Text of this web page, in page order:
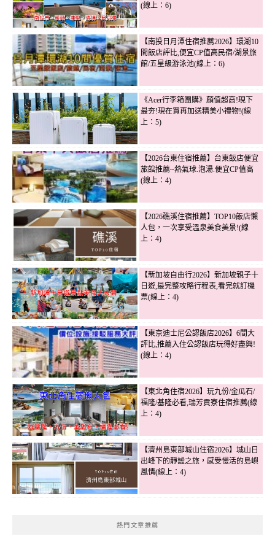
(線上：6)
【南投日月潭住宿推薦2026】環湖10
間飯店評比,便宜CP值高民宿/湖景旅
館/五星級游泳池(線上：6)
《Acer行李箱團購》顏值超高!現下
最夯!現在買再加送精美小禮物!(線
上：5)
【2026台東住宿推薦】台東飯店便宜
旅館推薦~熱氣球.泡湯.便宜CP值高
(線上：4)
【2026礁溪住宿推薦】TOP10飯店懶
人包，一次享受溫泉美食美景!(線
上：4)
【新加坡自由行2026】新加坡親子十
日遊,最完整攻略行程表,看完就訂機
票(線上：4)
【東京迪士尼公認飯店2026】6間大
評比,推薦入住公認飯店玩得好盡興!
(線上：4)
【東北角住宿2026】玩九份/金瓜石/
福隆/基隆必看,瑞芳貢寮住宿推薦(線
上：4)
【濟州島東部城山住宿2026】城山日
出峰下的靜謐之旅，感受慢活的島嶼
風情(線上：4)
熱門文章推薦